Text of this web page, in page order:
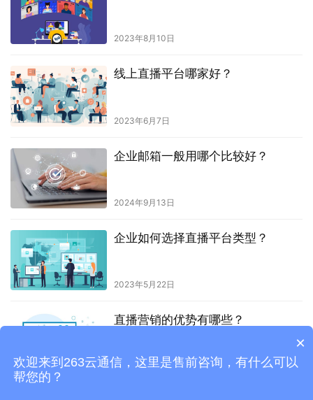
2023年8月10日
线上直播平台哪家好？
2023年6月7日
企业邮箱一般用哪个比较好？
2024年9月13日
企业如何选择直播平台类型？
2023年5月22日
直播营销的优势有哪些？
2023年7月28日
×
欢迎来到263云通信，这里是售前咨询，有什么可以
帮您的？